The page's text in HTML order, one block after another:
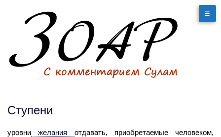
Ступени
уровни желания отдавать, приобретаемые человеком,